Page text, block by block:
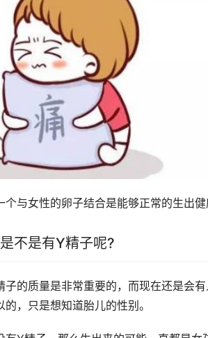
个与女性的卵子结合是能够正常的生出
不是有Y精子呢?
子的质量是非常重要的，而现在还是会
，只是想知道胎儿的性别。